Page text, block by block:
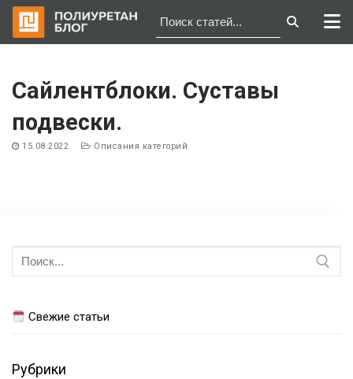
содержимому
Сайлентблоки. Суставы
подвески.
15.08.2022 Описания категорий
по
записям
Искать:
Свежие статьи
Рубрики